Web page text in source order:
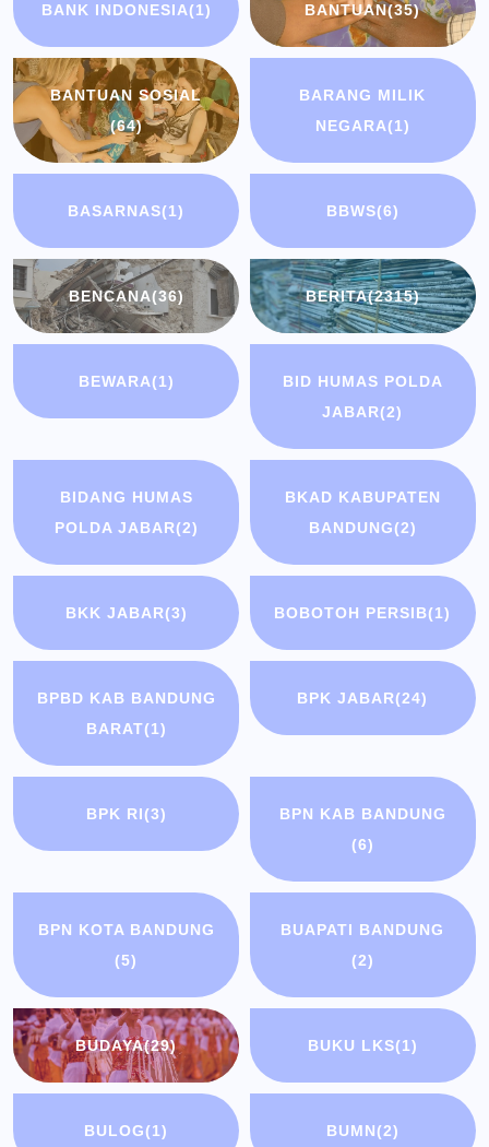
BANK INDONESIA(1) BANTUAN(35)
BANTUAN SOSIAL
(64)
BARANG MILIK
NEGARA(1)
BASARNAS(1) BBWS(6)
BENCANA(36) BERITA(2315)
BEWARA(1)
BID HUMAS POLDA
JABAR(2)
BIDANG HUMAS
POLDA JABAR(2)
BKAD KABUPATEN
BANDUNG(2)
BKK JABAR(3) BOBOTOH PERSIB(1)
BPBD KAB BANDUNG
BARAT(1)
BPK JABAR(24)
BPK RI(3)
BPN KAB BANDUNG
(6)
BPN KOTA BANDUNG
(5)
BUAPATI BANDUNG
(2)
BUDAYA(29) BUKU LKS(1)
BULOG(1) BUMN(2)